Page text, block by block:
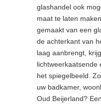
glashandel ook
maat te laten
gemaakt van een
de achterkant van
laag aanbrengt,
lichtweerkaatsende
het spiegelbeeld.
uw badkamer,
Oud Beijerland?